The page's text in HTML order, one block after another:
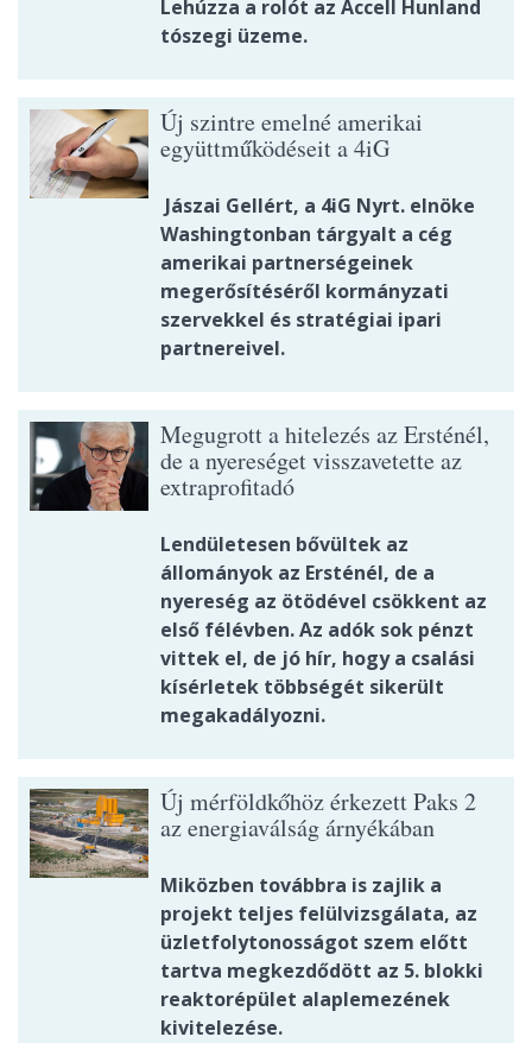
Lehúzza a rolót az Accell Hunland
tószegi üzeme.
Új szintre emelné amerikai
együttműködéseit a 4iG
Jászai Gellért, a 4iG Nyrt. elnöke
Washingtonban tárgyalt a cég
amerikai partnerségeinek
megerősítéséről kormányzati
szervekkel és stratégiai ipari
partnereivel.
Megugrott a hitelezés az Ersténél,
de a nyereséget visszavetette az
extraprofitadó
Lendületesen bővültek az
állományok az Ersténél, de a
nyereség az ötödével csökkent az
első félévben. Az adók sok pénzt
vittek el, de jó hír, hogy a csalási
kísérletek többségét sikerült
megakadályozni.
Új mérföldkőhöz érkezett Paks 2
az energiaválság árnyékában
Miközben továbbra is zajlik a
projekt teljes felülvizsgálata, az
üzletfolytonosságot szem előtt
tartva megkezdődött az 5. blokki
reaktorépület alaplemezének
kivitelezése.